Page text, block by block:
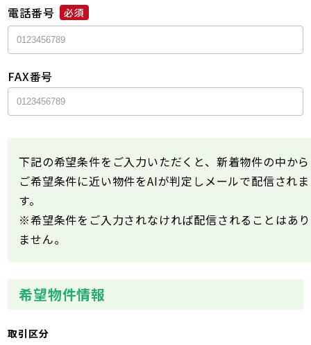
電話番号 必須
FAX番号
下記の希望条件をご入力いただくと、新着物件の中から
ご希望条件に近い物件をAIが判定しメールで配信されま
す。
※希望条件をご入力されなければ配信されることはあり
ません。
希望物件情報
取引区分